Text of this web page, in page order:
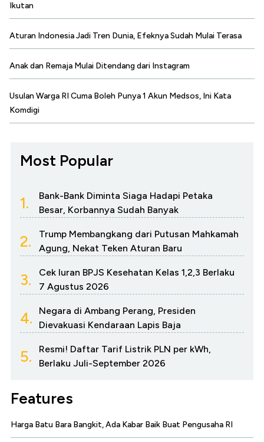
Ikutan
Aturan Indonesia Jadi Tren Dunia, Efeknya Sudah Mulai Terasa
Anak dan Remaja Mulai Ditendang dari Instagram
Usulan Warga RI Cuma Boleh Punya 1 Akun Medsos, Ini Kata
Komdigi
Most Popular
1.
Bank-Bank Diminta Siaga Hadapi Petaka
Besar, Korbannya Sudah Banyak
2.
Trump Membangkang dari Putusan Mahkamah
Agung, Nekat Teken Aturan Baru
3.
Cek Iuran BPJS Kesehatan Kelas 1,2,3 Berlaku
7 Agustus 2026
4.
Negara di Ambang Perang, Presiden
Dievakuasi Kendaraan Lapis Baja
5.
Resmi! Daftar Tarif Listrik PLN per kWh,
Berlaku Juli-September 2026
Features
Harga Batu Bara Bangkit, Ada Kabar Baik Buat Pengusaha RI